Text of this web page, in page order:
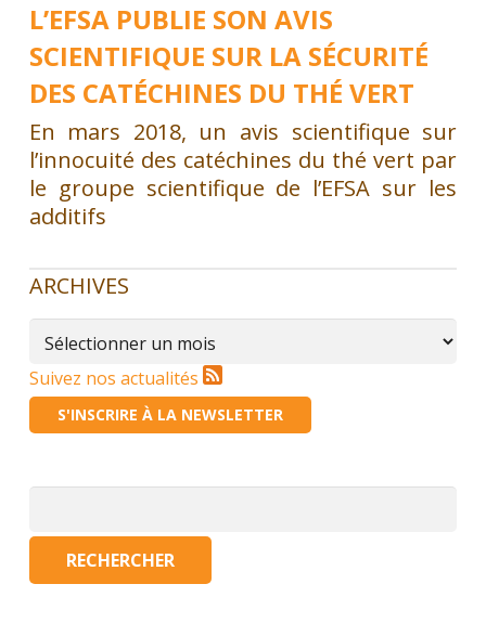
L’EFSA PUBLIE SON AVIS
SCIENTIFIQUE SUR LA SÉCURITÉ
DES CATÉCHINES DU THÉ VERT
En mars 2018, un avis scientifique sur
l’innocuité des catéchines du thé vert par
le groupe scientifique de l’EFSA sur les
additifs
ARCHIVES
Archives
Suivez nos actualités
S'INSCRIRE À LA NEWSLETTER